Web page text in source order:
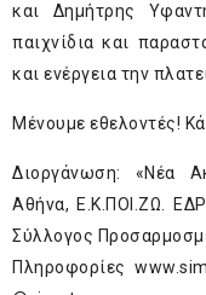
και Δημήτρης
παιχνίδια και
και ενέργεια την
Μένουμε εθελοντές!
Διοργάνωση: «Νέα
Αθήνα, Ε.Κ.ΠΟΙ.ΖΩ.
Σύλλογος
Πληροφορίες